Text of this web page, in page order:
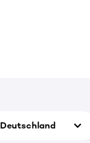
Deutschland